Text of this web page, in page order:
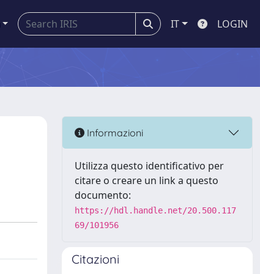
IT LOGIN
Informazioni
Utilizza questo identificativo per
citare o creare un link a questo
documento:
https://hdl.handle.net/20.500.117
69/101956
Citazioni